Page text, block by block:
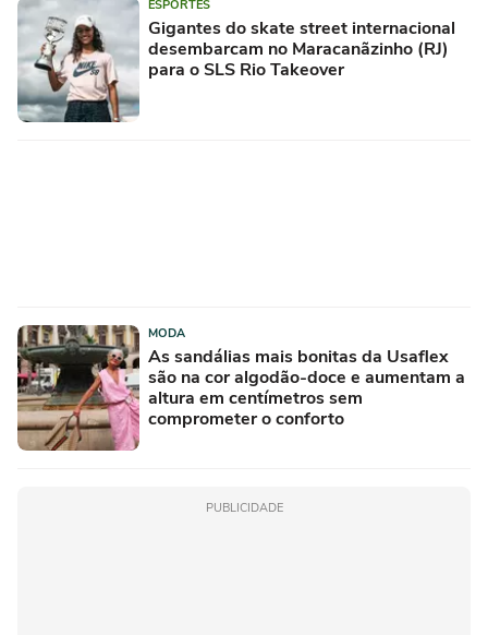
ESPORTES
Gigantes do skate street internacional
desembarcam no Maracanãzinho (RJ)
para o SLS Rio Takeover
MODA
As sandálias mais bonitas da Usaflex
são na cor algodão-doce e aumentam a
altura em centímetros sem
comprometer o conforto
PUBLICIDADE